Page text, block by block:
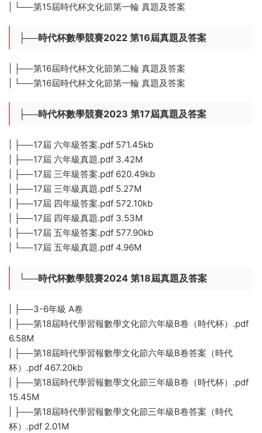
| └──第15屆時代杯文化節第一輪 真題及答案
├──時代杯數學競賽2022 第16屆真題及答案
| ├──第16屆時代杯文化節第二輪 真題及答案
| └──第16屆時代杯文化節第一輪 真題及答案
├──時代杯數學競賽2023 第17屆真題及答案
| ├──17屆 六年級答案.pdf 571.45kb
| ├──17屆 六年級真題.pdf 3.42M
| ├──17屆 三年級答案.pdf 620.49kb
| ├──17屆 三年級真題.pdf 5.27M
| ├──17屆 四年級答案.pdf 572.10kb
| ├──17屆 四年級真題.pdf 3.53M
| ├──17屆 五年級答案.pdf 577.90kb
| └──17屆 五年級真題.pdf 4.96M
└──時代杯數學競賽2024 第18屆真題及答案
| ├──3-6年級 A卷
| ├──第18屆時代學習報數學文化節六年級B卷（時代杯）.pdf
6.58M
| ├──第18屆時代學習報數學文化節六年級B卷答案（時代
杯）.pdf 467.20kb
| ├──第18屆時代學習報數學文化節三年級B卷（時代杯）.pdf
15.45M
| ├──第18屆時代學習報數學文化節三年級B卷答案（時代
杯）.pdf 2.01M